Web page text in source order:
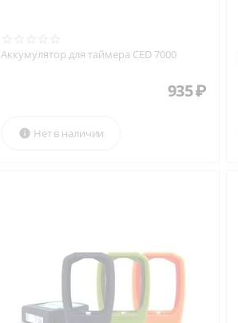
Аккумулятор для таймера CED 7000
935₽
Нет в наличии
